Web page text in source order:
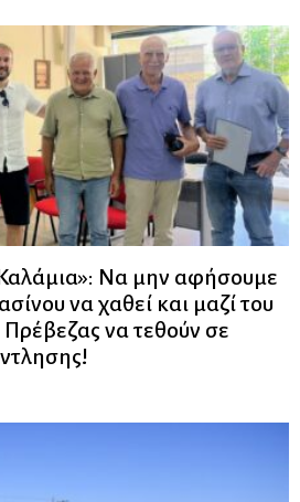
Να μην αφήσουμε
να χαθεί και μαζί του
Πρέβεζας να τεθούν σε